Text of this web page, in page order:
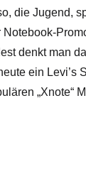
die Jugend,
Notebook-
denkt man
ein Levi’s
„Xnote“